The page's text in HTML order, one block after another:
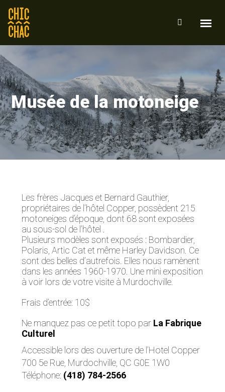
Musée de la motoneige
Les frères Jacques et Bernard Gauthier,
propriétaires de l’hôtel Copper, possèdent 215
motoneiges d’époque, dont 68 sont exposées
au sous-sol de l’hôtel .
Plusieurs modèles sont exposés : Bombardier,
Polaris, Artic Cat et même Harley Davidson. Ce
sont des belles d’autrefois. Elles nous ramènent
dans les années 1960-1970. Une mini exposition
à voir lors de votre visite à Murdochville.
Frais d’entrée: 10$
Ne manquez pas ce petit topo par La Fabrique
Culturel
Accessible lors des ouverture de l’Hotel Copper
700 5e Rue, Murdochville, QC G0E 1W0
Téléphone: (418) 784-2566